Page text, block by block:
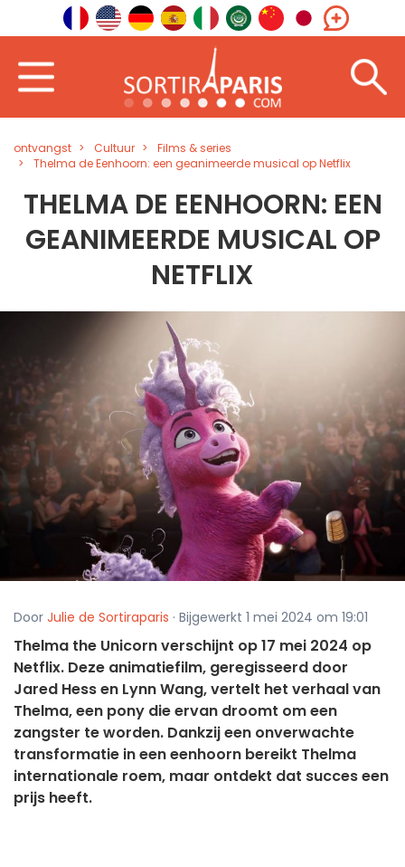
ontvangst Cultuur
Films & series
Thelma de Eenhoorn: een geanimeerde musical op Netflix
THELMA DE EENHOORN: EEN
GEANIMEERDE MUSICAL OP
NETFLIX
Door Julie de Sortiraparis · Bijgewerkt 1 mei 2024 om 19:01
Thelma the Unicorn verschijnt op 17 mei 2024 op
Netflix. Deze animatiefilm, geregisseerd door
Jared Hess en Lynn Wang, vertelt het verhaal van
Thelma, een pony die ervan droomt om een
zangster te worden. Dankzij een onverwachte
transformatie in een eenhoorn bereikt Thelma
internationale roem, maar ontdekt dat succes een
prijs heeft.